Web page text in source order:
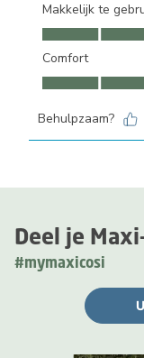
Deel je
#mymaxicosi
Makkelijk te
Makkelijk te
Comfort
Comfort, 5.0 van 5
Behulpzaam?